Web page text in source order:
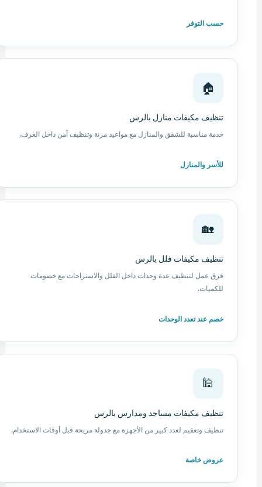
حسب التوفر
🏠
تنظيف مكيفات منازل بالرس
خدمة مناسبة للشقق والمنازل مع مواعيد مرنة وتنظيف آمن داخل الغرف.
للأسر والمنازل
🏡
تنظيف مكيفات فلل بالرس
فرق عمل لتنظيف عدة وحدات داخل الفلل والاستراحات مع خصومات
للكميات.
خصم عند تعدد الوحدات
🕌
تنظيف مكيفات مساجد ومدارس بالرس
تنظيف وتعقيم لعدد كبير من الأجهزة مع جدولة مريحة قبل أوقات الاستخدام.
عروض خاصة